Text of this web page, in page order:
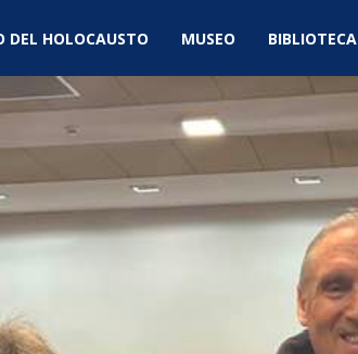
DEL HOLOCAUSTO MUSEO BIBLIOTECA